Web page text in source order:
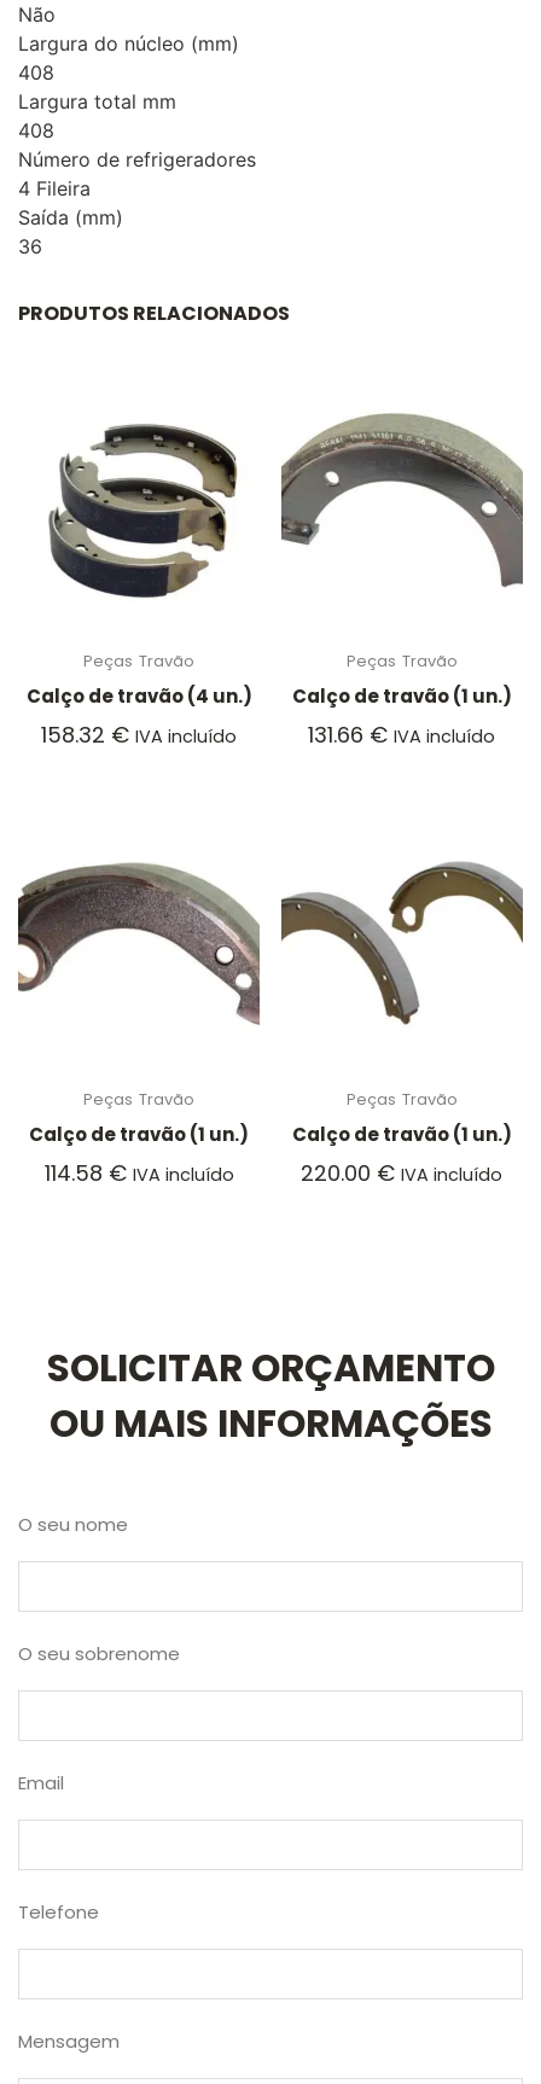
Não
Largura do núcleo (mm)
408
Largura total mm
408
Número de refrigeradores
4 Fileira
Saída (mm)
36
PRODUTOS RELACIONADOS
Peças Travão
Calço de travão (4 un.)
158.32 € IVA incluído
Peças Travão
Calço de travão (1 un.)
131.66 € IVA incluído
Peças Travão
Calço de travão (1 un.)
114.58 € IVA incluído
Peças Travão
Calço de travão (1 un.)
220.00 € IVA incluído
SOLICITAR ORÇAMENTO
OU MAIS INFORMAÇÕES
O seu nome
O seu sobrenome
Email
Telefone
Mensagem